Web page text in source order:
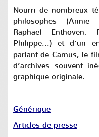
Nourri de nombreux
philosophes (Annie
Raphaël Enthoven,
Philippe...) et d’un
parlant de Camus, le
d’archives souvent
graphique originale.
Générique
Articles de presse